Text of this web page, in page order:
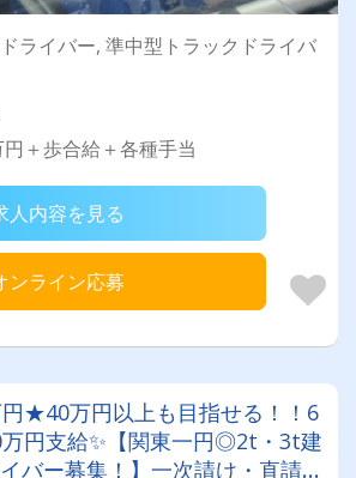
ライバー, 準中型トラックドライバ
＋歩合給＋各種手当
人内容を見る
ンライン応募
★40万円以上も目指せる！！6
円支給✨【関東一円◎2t・3t建
バー募集！】一次請け・直請け